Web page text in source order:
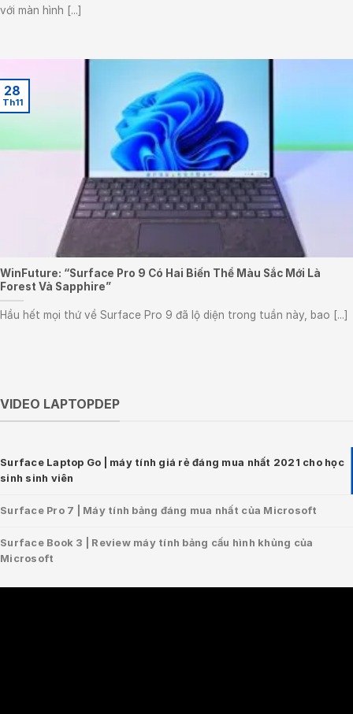
với màn hình [...]
WinFuture: “Surface Pro 9 Có Hai Biến Thể Màu Sắc Mới Là
Forest Và Sapphire”
Hầu hết mọi thứ về Surface Pro 9 đã lộ diện trong tuần này, bao [...]
28
Th11
VIDEO LAPTOPDEP
Surface Laptop Go | máy tính giá rẻ đáng mua nhất 2021 cho học
sinh sinh viên
Surface Pro 7 | Máy tính bảng đáng mua nhất của Microsoft
Surface Book 3 | Review máy tính bảng cấu hình khủng của
Microsoft